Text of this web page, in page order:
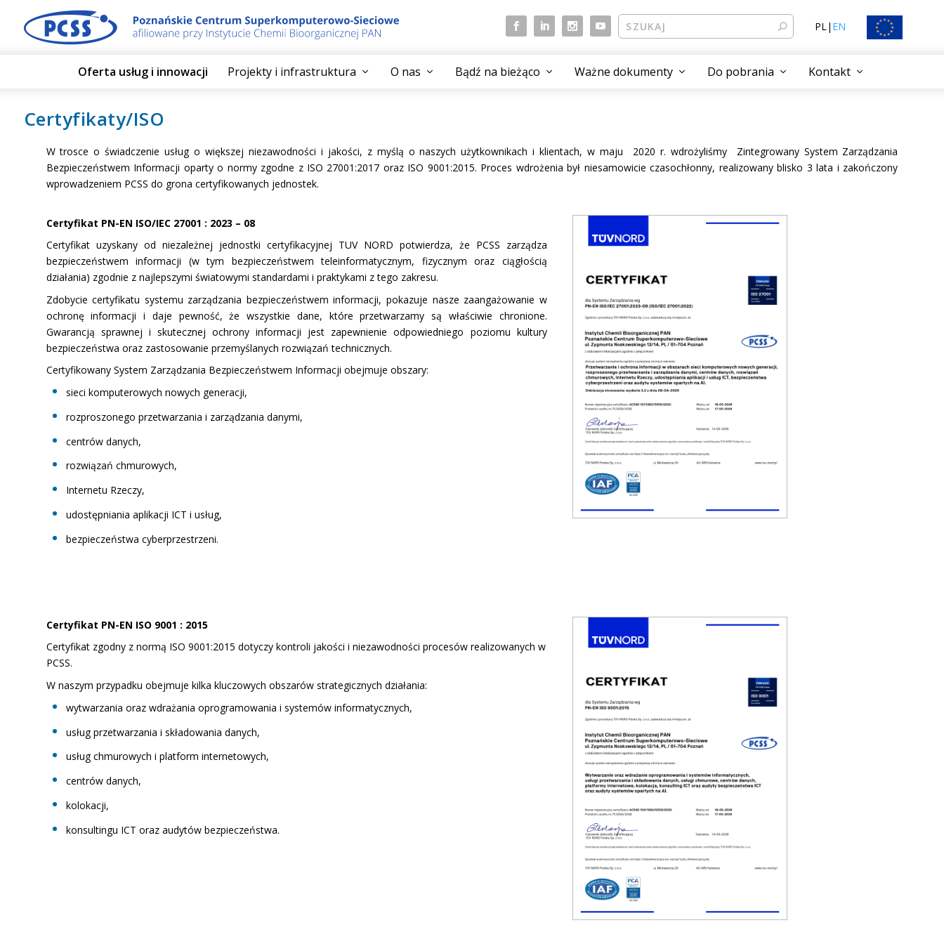
PL| EN
Oferta usług i innowacji Projekty i infrastruktura O nas Bądź na bieżąco Ważne dokumenty Do pobrania Kontakt
Certyfikaty/ISO
W trosce o świadczenie usług o większej niezawodności i jakości, z myślą o naszych użytkownikach i klientach, w maju 2020 r. wdrożyliśmy Zintegrowany System Zarządzania
Bezpieczeństwem Informacji oparty o normy zgodne z ISO 27001:2017 oraz ISO 9001:2015. Proces wdrożenia był niesamowicie czasochłonny, realizowany blisko 3 lata i zakończony
wprowadzeniem PCSS do grona certyfikowanych jednostek.
Certyfikat PN-EN ISO/IEC 27001 : 2023 – 08
Certyfikat uzyskany od niezależnej jednostki certyfikacyjnej TUV NORD potwierdza, że PCSS zarządza
bezpieczeństwem informacji (w tym bezpieczeństwem teleinformatycznym, fizycznym oraz ciągłością
działania) zgodnie z najlepszymi światowymi standardami i praktykami z tego zakresu.
Zdobycie certyfikatu systemu zarządzania bezpieczeństwem informacji, pokazuje nasze zaangażowanie w
ochronę informacji i daje pewność, że wszystkie dane, które przetwarzamy są właściwie chronione.
Gwarancją sprawnej i skutecznej ochrony informacji jest zapewnienie odpowiedniego poziomu kultury
bezpieczeństwa oraz zastosowanie przemyślanych rozwiązań technicznych.
Certyfikowany System Zarządzania Bezpieczeństwem Informacji obejmuje obszary:
sieci komputerowych nowych generacji,
rozproszonego przetwarzania i zarządzania danymi,
centrów danych,
rozwiązań chmurowych,
Internetu Rzeczy,
udostępniania aplikacji ICT i usług,
bezpieczeństwa cyberprzestrzeni.
Certyfikat PN-EN ISO 9001 : 2015
Certyfikat zgodny z normą ISO 9001:2015 dotyczy kontroli jakości i niezawodności procesów realizowanych w
PCSS.
W naszym przypadku obejmuje kilka kluczowych obszarów strategicznych działania:
wytwarzania oraz wdrażania oprogramowania i systemów informatycznych,
usług przetwarzania i składowania danych,
usług chmurowych i platform internetowych,
centrów danych,
kolokacji,
konsultingu ICT oraz audytów bezpieczeństwa.​